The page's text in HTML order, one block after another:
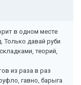
в одном месте
Только давай руби
теорий,
из раза в раз
гавно, барыга